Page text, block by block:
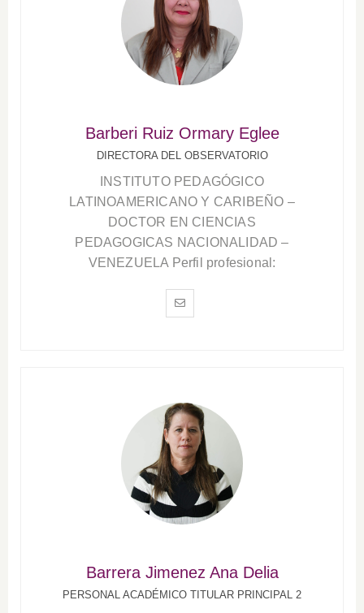
Barberi Ruiz Ormary Eglee
DIRECTORA DEL OBSERVATORIO
INSTITUTO PEDAGÓGICO
LATINOAMERICANO Y CARIBEÑO –
DOCTOR EN CIENCIAS
PEDAGOGICAS NACIONALIDAD –
VENEZUELA Perfil profesional:
Barrera Jimenez Ana Delia
PERSONAL ACADÉMICO TITULAR PRINCIPAL 2